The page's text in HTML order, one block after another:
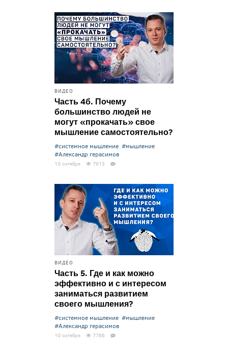
ВИДЕО
Часть 4б. Почему
большинство людей не
могут «прокачать» свое
мышление самостоятельно?
#системное мышление #мышление
#Александр герасимов
10 октября 7913
ВИДЕО
Часть 5. Где и как можно
эффективно и с интересом
заниматься развитием
своего мышления?
#системное мышление #мышление
#Александр герасимов
10 октября 7786